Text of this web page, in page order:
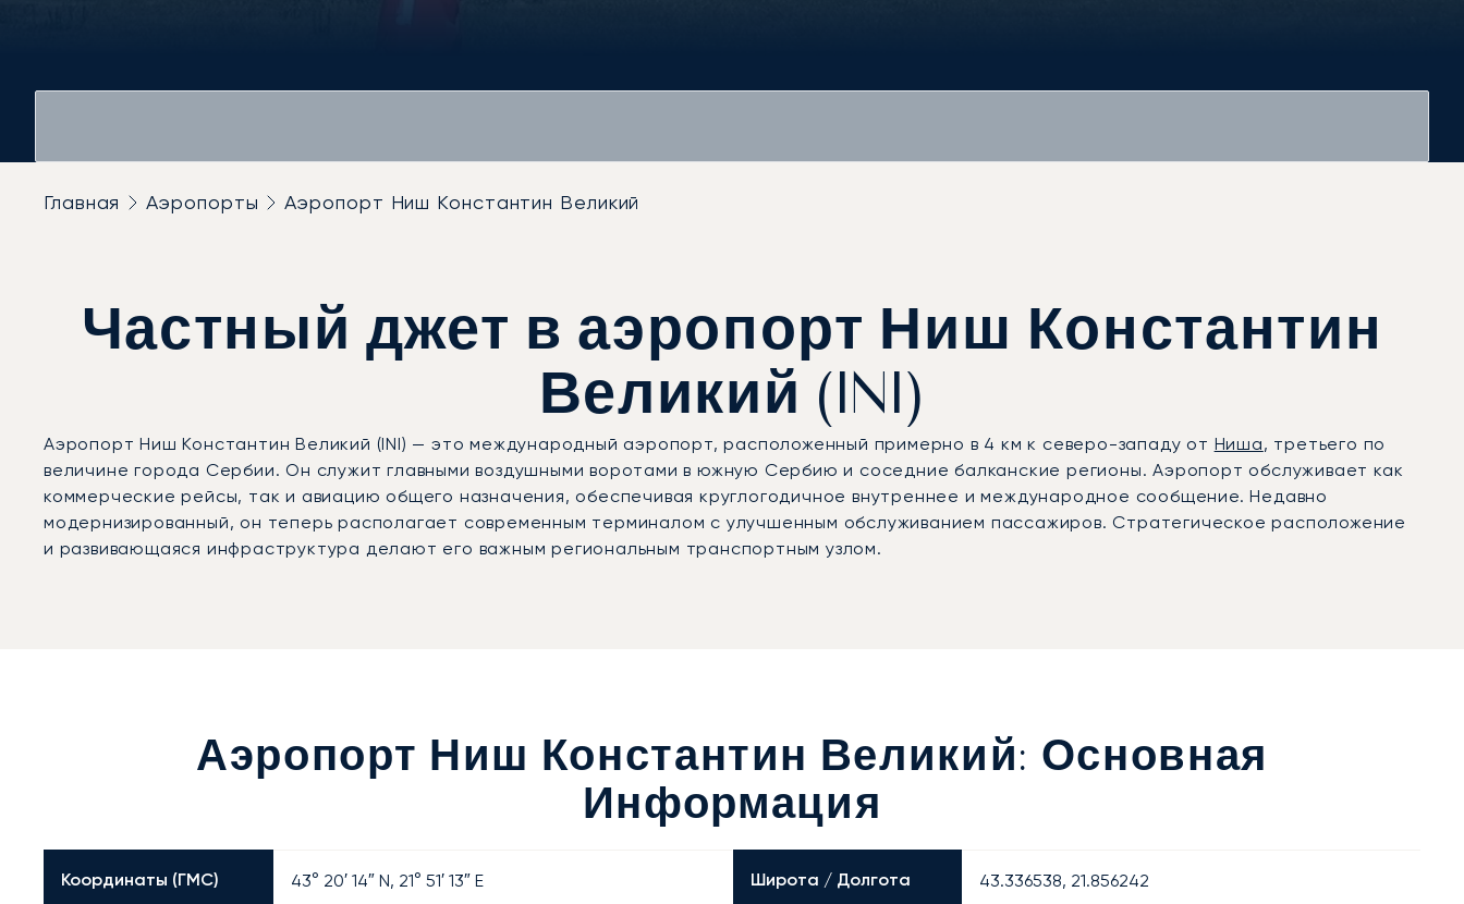
Главная Аэропорты Аэропорт Ниш Константин Великий
Частный джет в аэропорт Ниш Константин
Великий (INI)
Аэропорт Ниш Константин Великий (INI) — это международный аэропорт, расположенный примерно в 4 км к северо-западу от Ниша, третьего по
величине города Сербии. Он служит главными воздушными воротами в южную Сербию и соседние балканские регионы. Аэропорт обслуживает как
коммерческие рейсы, так и авиацию общего назначения, обеспечивая круглогодичное внутреннее и международное сообщение. Недавно
модернизированный, он теперь располагает современным терминалом с улучшенным обслуживанием пассажиров. Стратегическое расположение
и развивающаяся инфраструктура делают его важным региональным транспортным узлом.
Аэропорт Ниш Константин Великий: Основная
Информация
Координаты (ГМС) 43° 20′ 14″ N, 21° 51′ 13″ E Широта / Долгота 43.336538, 21.856242